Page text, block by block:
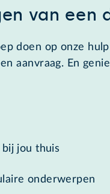
van een
doen op onze
aanvraag. En
jou thuis
onderwerpen